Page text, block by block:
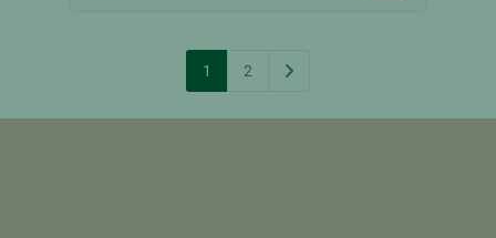
1 2